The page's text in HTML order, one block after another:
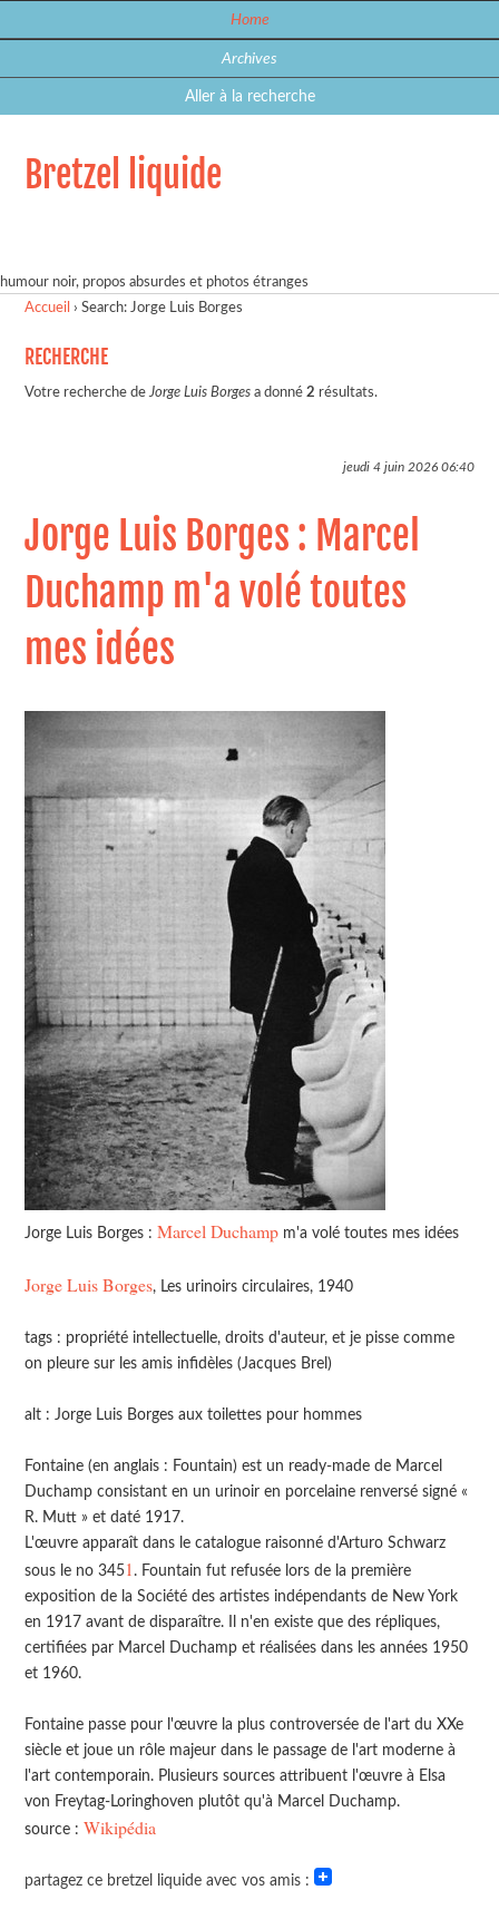
Home
Archives
Aller à la recherche
Bretzel liquide
humour noir, propos absurdes et photos étranges
Accueil ›Search: Jorge Luis Borges
RECHERCHE
Votre recherche deJorge Luis Borges a donné2 résultats.
jeudi 4 juin 202606:40
Jorge Luis Borges : Marcel
Duchamp m'a volé toutes
mes idées
Jorge Luis Borges :Marcel Duchamp m'a volé toutes mes idées
Jorge Luis Borges, Les urinoirs circulaires, 1940
tags : propriété intellectuelle, droits d'auteur, et je pisse comme
on pleure sur les amis infidèles (Jacques Brel)
alt : Jorge Luis Borges aux toilettes pour hommes
Fontaine (en anglais : Fountain) est un ready-made de Marcel
Duchamp consistant en un urinoir en porcelaine renversé signé «
R. Mutt » et daté 1917.
L'œuvre apparaît dans le catalogue raisonné d'Arturo Schwarz
sous le no 3451 . Fountain fut refusée lors de la première
exposition de la Société des artistes indépendants de New York
en 1917 avant de disparaître. Il n'en existe que des répliques,
certifiées par Marcel Duchamp et réalisées dans les années 1950
et 1960.
Fontaine passe pour l'œuvre la plus controversée de l'art du XXe
siècle et joue un rôle majeur dans le passage de l'art moderne à
l'art contemporain. Plusieurs sources attribuent l'œuvre à Elsa
von Freytag-Loringhoven plutôt qu'à Marcel Duchamp.
source : Wikipédia
partagez ce bretzel liquide avec vos amis :